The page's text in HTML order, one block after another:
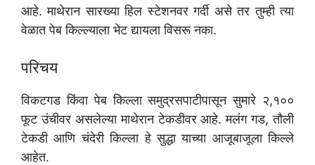
आहे. माथेरान सारख्या हिल स्टेशनवर गर्दी असे तर तुम्ही त्या
वेळात पेब किल्ल्याला भेट द्यायला विसरू नका.
परिचय
विकटगड किंवा पेब किल्ला समुद्रसपाटीपासून सुमारे २,१००
फूट उंचीवर असलेल्या माथेरान टेकडीवर आहे. मलंग गड, तौली
टेकडी आणि चंदेरी किल्ला हे सुद्धा याच्या आजूबाजूला किल्ले
आहेत.